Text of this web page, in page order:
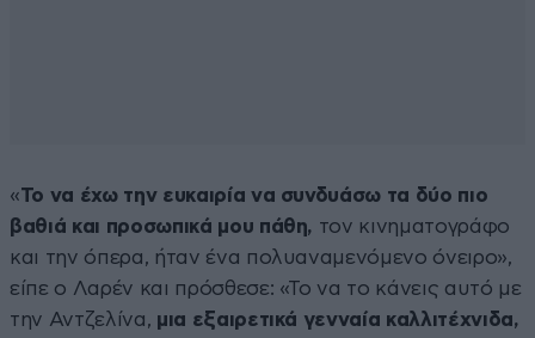
«Το να έχω την ευκαιρία να συνδυάσω τα δύο πιο
βαθιά και προσωπικά μου πάθη, τον κινηματογράφο
και την όπερα, ήταν ένα πολυαναμενόμενο όνειρο»,
είπε ο Λαρέν και πρόσθεσε: «Το να το κάνεις αυτό με
την Αντζελίνα, μια εξαιρετικά γενναία καλλιτέχνιδα,